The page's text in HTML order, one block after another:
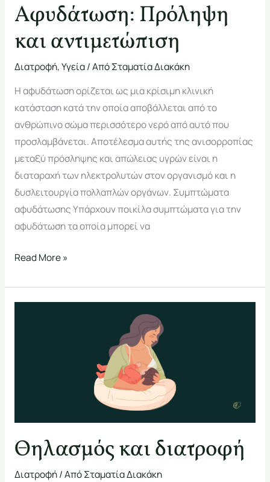
Αφυδάτωση: Πρόληψη
και αντιμετώπιση
Διατροφή,Υγεία/ ΑπόΣταματία Διακάκη
Η αφυδάτωση ορίζεται ως μια κρίσιμη κλινική
κατάσταση κατά την οποία αποβάλλεται από το
ανθρώπινο σώμα περισσότερο νερό από αυτό που
προσλαμβάνεται. Αποτέλεσμα αυτής της ανισορροπίας
μεταξύ πρόσληψης και απώλειας υγρών είναι η
διαταραχή των ηλεκτρολυτών στον οργανισμό και η
δυσλειτουργία πολλαπλών οργάνων. Συμπτώματα
αφυδάτωσης Υπάρχουν ποικίλα συμπτώματα για την
αφυδάτωση τα οποία μπορεί να
Read More »
Θηλασμός και διατροφή
Διατροφή/ ΑπόΣταματία Διακάκη